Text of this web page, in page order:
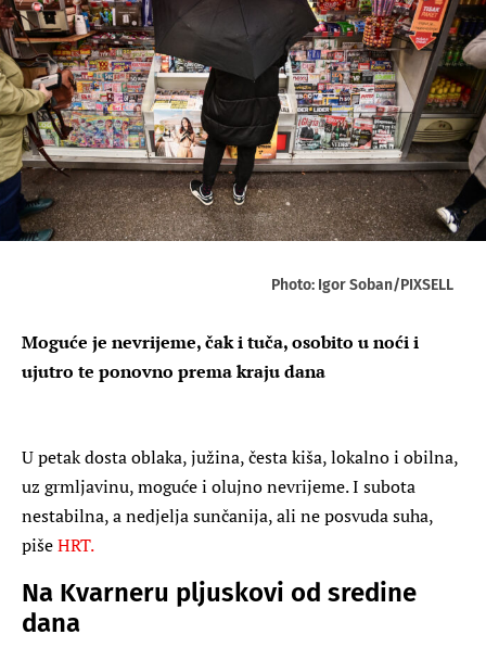
Photo: Igor Soban/PIXSELL
Moguće je nevrijeme, čak i tuča, osobito u noći i
ujutro te ponovno prema kraju dana
U petak dosta oblaka, južina, česta kiša, lokalno i obilna,
uz grmljavinu, moguće i olujno nevrijeme. I subota
nestabilna, a nedjelja sunčanija, ali ne posvuda suha,
pišeHRT.
Na Kvarneru pljuskovi od sredine
dana